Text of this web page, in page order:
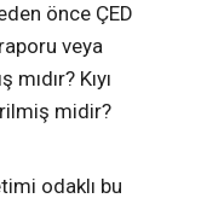
önce ÇED
veya
Kıyı
midir?
odaklı bu